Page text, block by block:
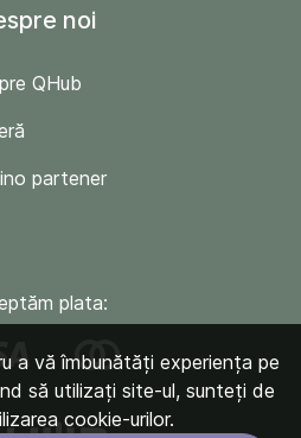
noi
QHub
partener
plata:
a vă îmbunătăți experiența pe
să utilizați site-ul, sunteți de
cookie-urilor.